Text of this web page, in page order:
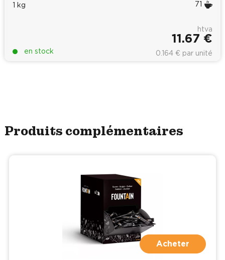
1 kg
71
en stock
htva
11.67 €
0.164 € par unité
Produits complémentaires
Acheter